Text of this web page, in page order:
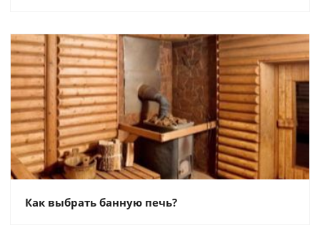
Как выбрать банную печь?